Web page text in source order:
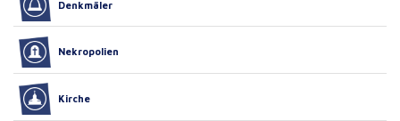
Denkmäler
Nekropolien
Kirche